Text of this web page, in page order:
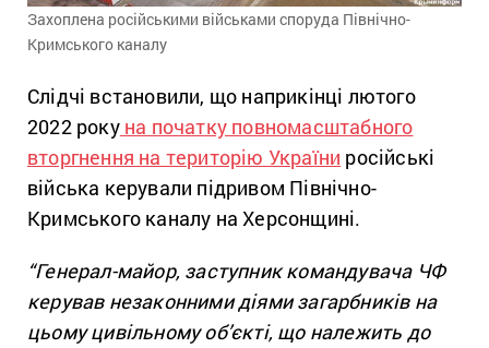
Захоплена російськими військами споруда Північно-
Кримського каналу
Слідчі встановили, що наприкінці лютого
2022 рокуна початку повномасштабного
вторгнення на територію України російські
війська керували підривом Північно-
Кримського каналу на Херсонщині.
“Генерал-майор, заступник командувача ЧФ
керував незаконними діями загарбників на
цьому цивільному об’єкті, що належить до